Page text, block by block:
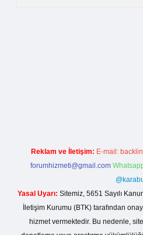
Reklam ve İletişim: E-mail:
forumhizmeti@gmail.com
Yasal Uyarı: Sitemiz, 5651 Sayılı
İletişim Kurumu (BTK) tarafından
hizmet vermektedir. Bu nedenle,